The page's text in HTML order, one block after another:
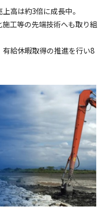
高は約3倍に成長中。
工等の先端技術へも取り組
給休暇取得の推進を行い8